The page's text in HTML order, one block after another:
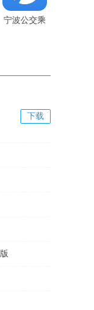
宁波公交乘
下载